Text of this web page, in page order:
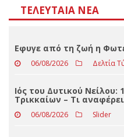
ΤΕΛΕΥΤΑΊΑ ΝΈΑ
Eφυγε από τη ζωή η
06/08/2026 Δελτία